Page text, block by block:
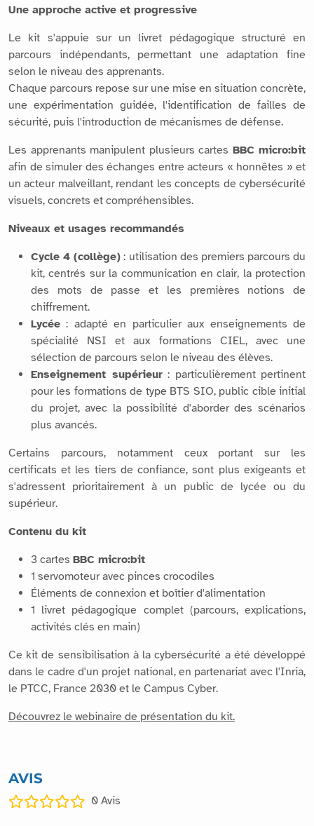
Une approche active et progressive
Le kit s'appuie sur un livret pédagogique structuré en
parcours indépendants, permettant une adaptation fine
selon le niveau des apprenants.
Chaque parcours repose sur une mise en situation concrète,
une expérimentation guidée, l'identification de failles de
sécurité, puis l'introduction de mécanismes de défense.
Les apprenants manipulent plusieurs cartes BBC micro:bit
afin de simuler des échanges entre acteurs « honnêtes » et
un acteur malveillant, rendant les concepts de cybersécurité
visuels, concrets et compréhensibles.
Niveaux et usages recommandés
Cycle 4 (collège) : utilisation des premiers parcours du
kit, centrés sur la communication en clair, la protection
des mots de passe et les premières notions de
chiffrement.
Lycée : adapté en particulier aux enseignements de
spécialité NSI et aux formations CIEL, avec une
sélection de parcours selon le niveau des élèves.
Enseignement supérieur: particulièrement pertinent
pour les formations de type BTS SIO, public cible initial
du projet, avec la possibilité d'aborder des scénarios
plus avancés.
Certains parcours, notamment ceux portant sur les
certificats et les tiers de confiance, sont plus exigeants et
s'adressent prioritairement à un public de lycée ou du
supérieur.
Contenu du kit
3 cartes BBC micro:bit
1 servomoteur avec pinces crocodiles
Éléments de connexion et boîtier d'alimentation
1 livret pédagogique complet (parcours, explications,
activités clés en main)
Ce kit de sensibilisation à la cybersécurité a été développé
dans le cadre d'un projet national, en partenariat avec l'Inria,
le PTCC, France 2030 et le Campus Cyber.
Découvrez le webinaire de présentation du kit.
AVIS
0 Avis